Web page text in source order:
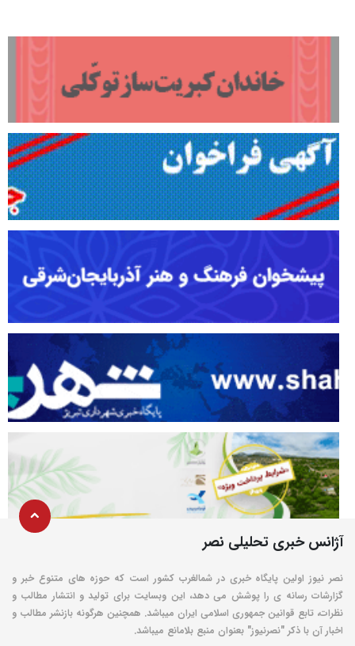
آژانس خبری تحلیلی نصر
نصر نیوز اولین پایگاه خبری در شمالغرب کشور است که حوزه های متنوع خبر و
گزارشات رسانه ی را پوشش می دهد، این وبسایت برای تولید و انتشار مطالب و
نظرات، تابع قوانین جمهوری اسلامی ایران میباشد. همچنین هرگونه بازنشر مطالب و
اخبار آن با ذکر "نصرنیوز" بعنوان منبع بلامانع میباشد.